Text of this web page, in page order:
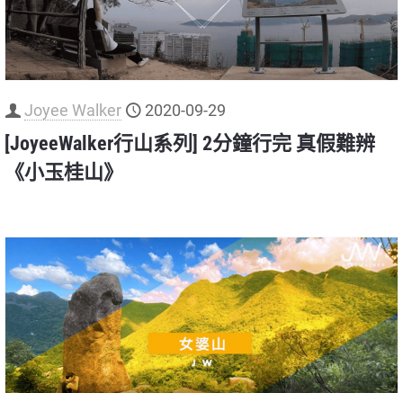
Joyee Walker 2020-09-29
[JoyeeWalker行山系列] 2分鐘行完 真假難辨
《小玉桂山》